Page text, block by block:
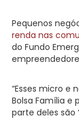
Pequenos
renda nas
do Fundo
“Esses micro e
Bolsa Família e
parte deles são